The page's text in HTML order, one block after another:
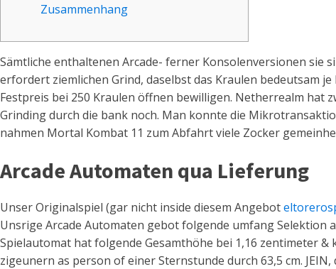
Zusammenhang
Sämtliche enthaltenen Arcade- ferner Konsolenversionen sie
erfordert ziemlichen Grind, daselbst das Kraulen bedeutsam
Festpreis bei 250 Kraulen öffnen bewilligen. Netherrealm hat
Grinding durch die bank noch. Man konnte die
nahmen Mortal Kombat 11 zum Abfahrt viele Zocker
Arcade Automaten qua Lieferung
Unser Originalspiel (gar nicht inside diesem Angebot
Unsrige Arcade Automaten gebot folgende umfang Selektion
Spielautomat hat folgende Gesamthöhe bei 1,16 zentimeter
zigeunern as person of einer Sternstunde durch 63,5 cm.